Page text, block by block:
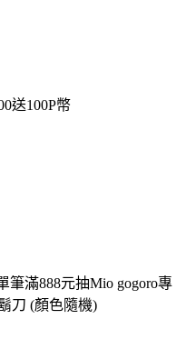
送100P幣
筆滿888元抽Mio gogoro專
刀 (顏色隨機)